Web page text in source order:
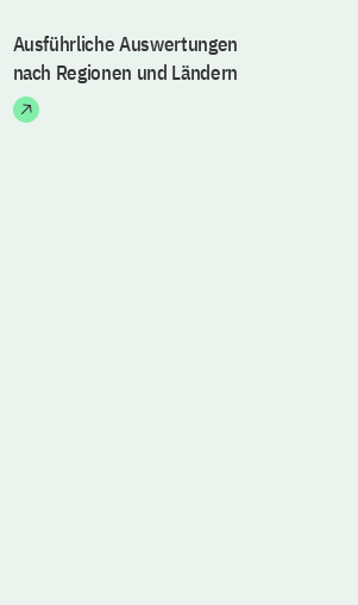
Ausführliche Auswertungen
nach Regionen und Ländern